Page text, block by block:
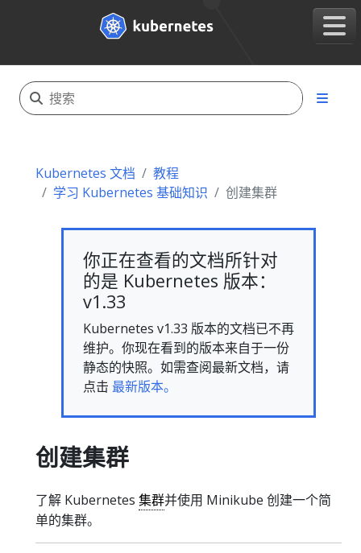
Kubernetes 文档
教程
学习 Kubernetes 基础知识
创建集群
你正在查看的文档所针对
的是 Kubernetes 版本：
v1.33
Kubernetes v1.33 版本的文档已不再
维护。你现在看到的版本来自于一份
静态的快照。如需查阅最新文档，请
点击 最新版本。
创建集群
了解 Kubernetes 集群并使用 Minikube 创建一个简
单的集群。